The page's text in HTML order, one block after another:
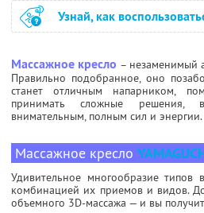
Узнай, как
Массажное кресло – незаменимый
Правильно подобранное, оно
станет отличным напарником,
принимать сложные решения,
внимательным, полным сил и энергии.
Массажное кресло
Удивительное многообразие типов
комбинацией их приемов и видов.
объемного 3D-массажа — и вы